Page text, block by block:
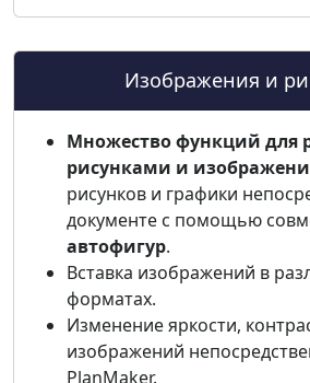
Изображения и
Множество функций для
рисунками и
рисунков и графики
документе с помощью
автофигур.
Вставка изображений в
форматах.
Изменение яркости,
изображений
PlanMaker.